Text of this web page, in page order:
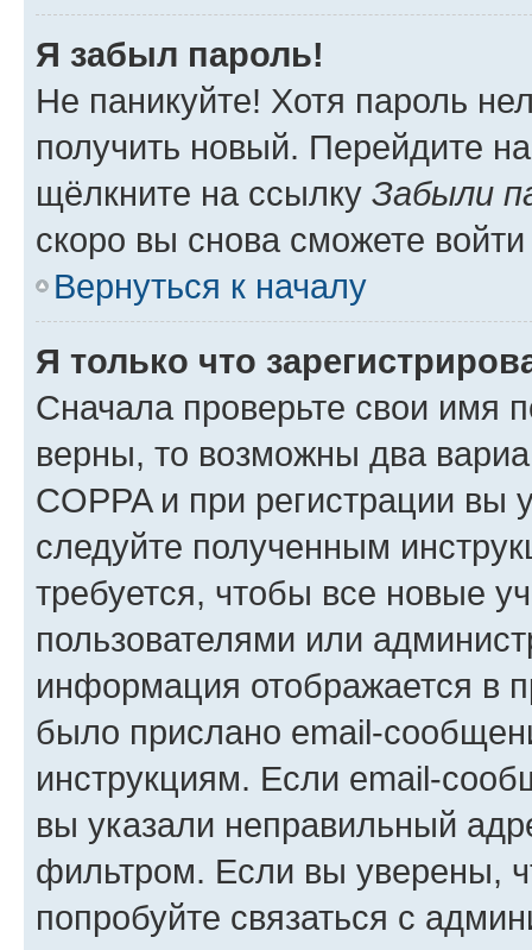
Я забыл пароль!
Не паникуйте! Хотя пароль
получить новый. Перейдите
щёлкните на ссылку Забыли
скоро вы снова сможете
Вернуться к началу
Я только что
Сначала проверьте свои имя
верны, то возможны два
COPPA и при регистрации вы
следуйте полученным
требуется, чтобы все новые
пользователями или
информация отображается в
было прислано email-
инструкциям. Если email-
вы указали неправильный
фильтром. Если вы уверены,
попробуйте связаться с